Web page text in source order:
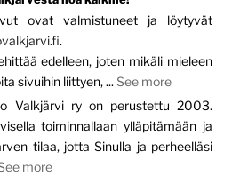
ovat valmistuneet ja löytyvät
.
edelleen, joten mikäli mieleen
sivuihin liittyen,... See more
Valkjärvi ry on perustettu 2003.
toiminnallaan ylläpitämään ja
tilaa, jotta Sinulla ja perheelläsi
more